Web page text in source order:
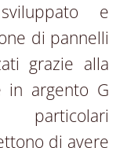
e
di pannelli
grazie alla
in argento G
di avere